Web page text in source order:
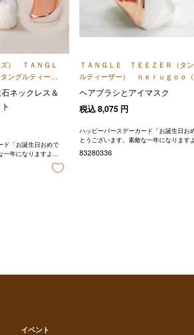
ズ） ＴＡＮＧＬ
ングルティーザ
ネックレス＆
ド「お誕生日おめで
一年になりますよう
ＴＡＮＧＬＥ ＴＥＥＺＥＲ（タ
ルティーザー） ｎｅｒｕｇｏｏ
ルグー）
ヘアブラシとアイマスク
税込8,075 円
ハッピーバースデーカード「お誕生日お
とうございます。素敵な一年になります
に。」の印字が入ります。
83280336
イベント